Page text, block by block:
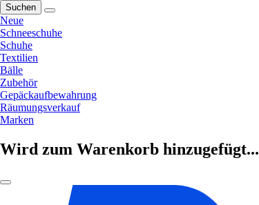
Suchen
Neue
Schneeschuhe
Schuhe
Textilien
Bälle
Zubehör
Gepäckaufbewahrung
Räumungsverkauf
Marken
Wird zum Warenkorb hinzugefügt...